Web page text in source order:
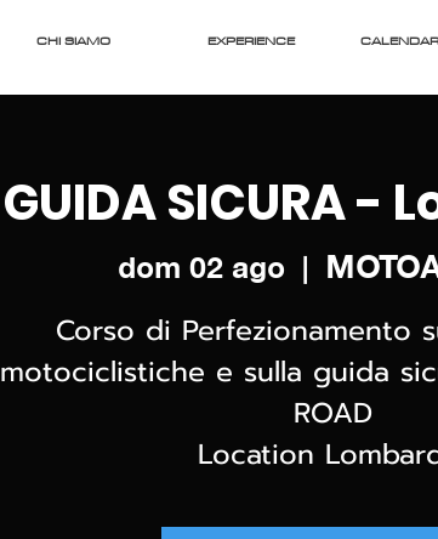
CHI SIAMO EXPERIENCE
GUIDA SICURA -
dom 02 ago
Corso di Perfezionamento
motociclistiche e sulla guida
ROAD
Location